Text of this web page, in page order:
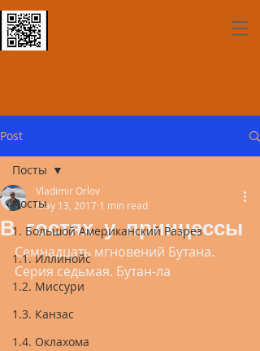
Post
Посты
1. Большой Американский Разрез
1.1. Иллинойс
1.2. Миссури
1.3. Канзас
1.4. Оклахома
Посты
В гостях у принцессы
Vladimir Orlov
May 13, 2017 1 min read
Семнадцать мгновений Бутана.
Серия седьмая. Бутан-ла